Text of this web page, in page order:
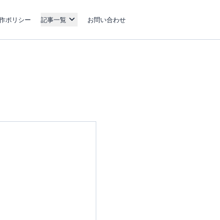
ポリシー 記事一覧 お問い合わせ